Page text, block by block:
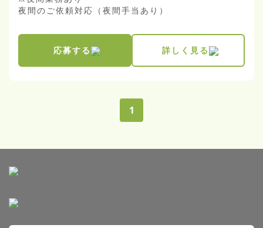
夜間のご依頼対応（夜間手当あり）
応募する 詳しく見る
1